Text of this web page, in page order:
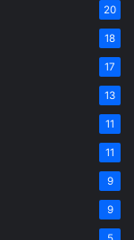
20
18
17
13
11
11
9
9